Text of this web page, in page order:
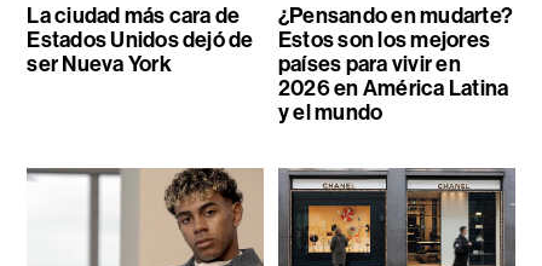
La ciudad más cara de
Estados Unidos dejó de
ser Nueva York
¿Pensando en mudarte?
Estos son los mejores
países para vivir en
2026 en América Latina
y el mundo